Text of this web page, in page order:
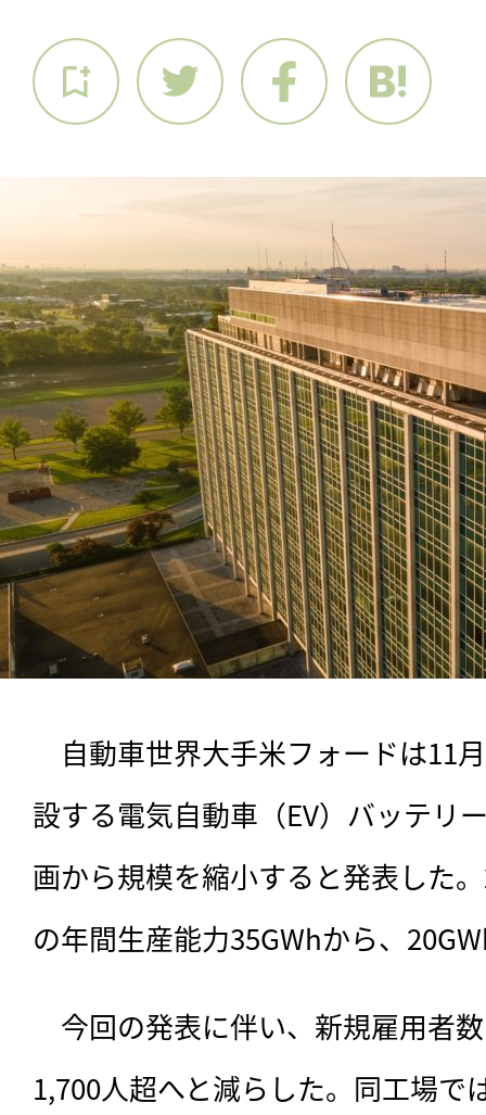
自動車世界大手米フォードは11
設する電気自動車（EV）バッテリ
画から規模を縮小すると発表した
の年間生産能力35GWhから、
今回の発表に伴い、 新規雇用者
1,700人超へと減らした。同工場で